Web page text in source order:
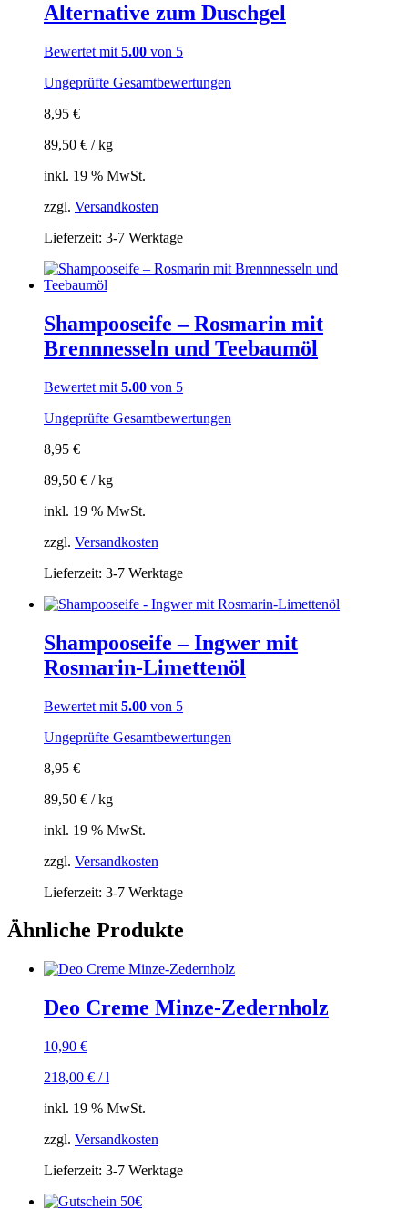
Alternative zum Duschgel
Bewertet mit 5.00 von 5
Ungeprüfte Gesamtbewertungen
8,95 €
89,50 € /kg
inkl. 19 % MwSt.
zzgl. Versandkosten
Lieferzeit: 3-7 Werktage
Shampooseife – Rosmarin mit
Brennnesseln und Teebaumöl
Bewertet mit 5.00 von 5
Ungeprüfte Gesamtbewertungen
8,95 €
89,50 € /kg
inkl. 19 % MwSt.
zzgl. Versandkosten
Lieferzeit: 3-7 Werktage
Shampooseife – Ingwer mit
Rosmarin-Limettenöl
Bewertet mit 5.00 von 5
Ungeprüfte Gesamtbewertungen
8,95 €
89,50 € /kg
inkl. 19 % MwSt.
zzgl. Versandkosten
Lieferzeit: 3-7 Werktage
Ähnliche Produkte
Deo Creme Minze-Zedernholz
10,90 €
218,00 € /l
inkl. 19 % MwSt.
zzgl. Versandkosten
Lieferzeit: 3-7 Werktage